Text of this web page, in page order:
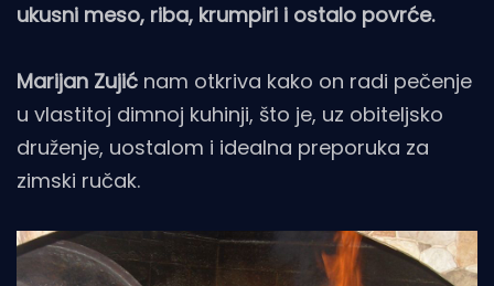
ukusni meso, riba, krumpiri i ostalo povrće.
Marijan Zujić nam otkriva kako on radi pečenje
u vlastitoj dimnoj kuhinji, što je, uz obiteljsko
druženje, uostalom i idealna preporuka za
zimski ručak.